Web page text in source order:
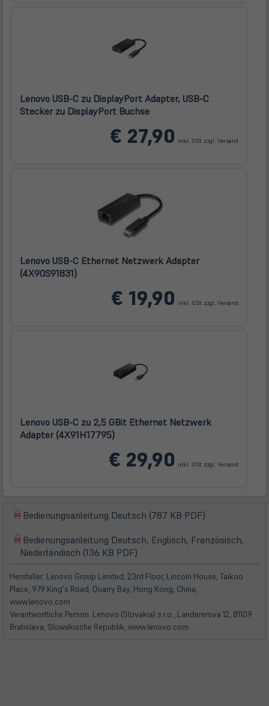
Lenovo USB-C zu DisplayPort Adapter, USB-C
Stecker zu DisplayPort Buchse
€ 27,90 inkl. USt zzgl. Versand
Lenovo USB-C Ethernet Netzwerk Adapter
(4X90S91831)
€ 19,90 inkl. USt zzgl. Versand
Lenovo USB-C zu 2,5 GBit Ethernet Netzwerk
Adapter (4X91H17795)
€ 29,90 inkl. USt zzgl. Versand
in
neuem
Tab)
Bedienungsanleitung Deutsch (787 KB PDF)
neuem
(öffnet
in
neuem
Tab)
Bedienungsanleitung Deutsch, Englisch, Französisch,
Niederländisch (136 KB PDF)
in
neuem
Tab)
Hersteller: Lenovo Group Limited, 23rd Floor, Lincoln House, Taikoo
Place, 979 King's Road, Quarry Bay, Hong Kong, China,
www.lenovo.com
Verantwortliche Person: Lenovo (Slovakia) s.r.o., Landererova 12, 81109
Bratislava, Slowakische Republik, www.lenovo.com